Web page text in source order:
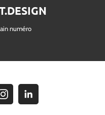
numéro